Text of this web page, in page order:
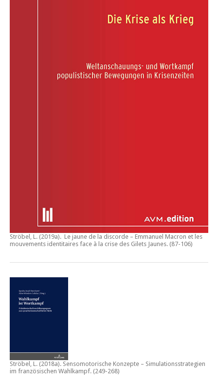
Ströbel, L. (2019a). Le jaune de la discorde – Emmanuel Macron et les
mouvements identitaires face à la crise des Gilets Jaunes. (87-106)
Ströbel, L. (2018a). Sensomotorische Konzepte – Simulationsstrategien
im französischen Wahlkampf. (249-268)